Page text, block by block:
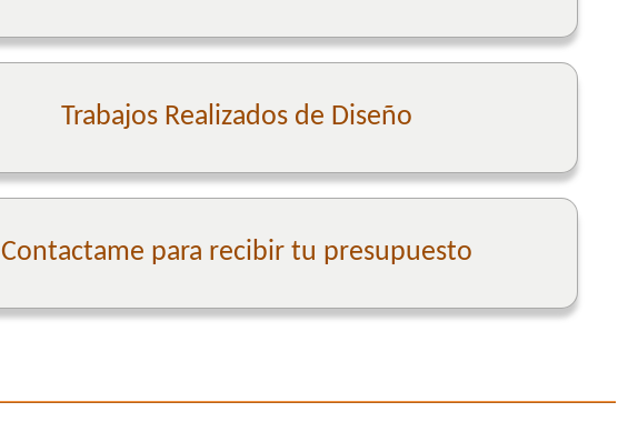
Trabajos Realizados de Diseño
Contactame para recibir tu presupuesto